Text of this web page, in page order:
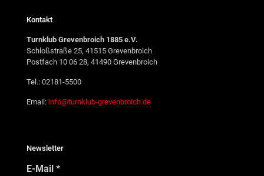
Kontakt
Turnklub Grevenbroich 1885 e.V.
Schloßstraße 25, 41515 Grevenbroich
Postfach 10 06 28, 41490 Grevenbroich
Tel.: 02181-5500
Email: info@turnklub-grevenbroich.de
Newsletter
E-Mail *